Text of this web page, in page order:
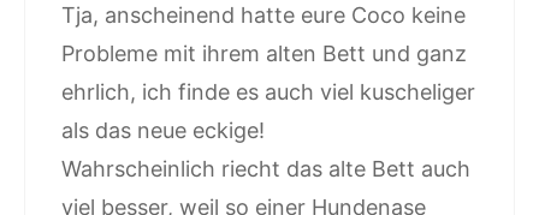
Tja, anscheinend hatte eure Coco keine
Probleme mit ihrem alten Bett und ganz
ehrlich, ich finde es auch viel kuscheliger
als das neue eckige!
Wahrscheinlich riecht das alte Bett auch
viel besser, weil so einer Hundenase